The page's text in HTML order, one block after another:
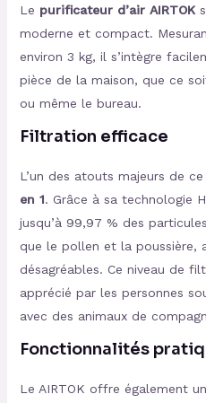
Le purificateur d’air AIRTOK
moderne et compact.
environ 3 kg, il s’intègre
pièce de la maison, que ce
ou même le bureau.
Filtration efficace
L’un des atouts majeurs de
en 1. Grâce à sa technologie
jusqu’à 99,97 % des
que le pollen et la poussière,
désagréables. Ce niveau de
apprécié par les personnes
avec des animaux de
Fonctionnalités
Le AIRTOK offre également